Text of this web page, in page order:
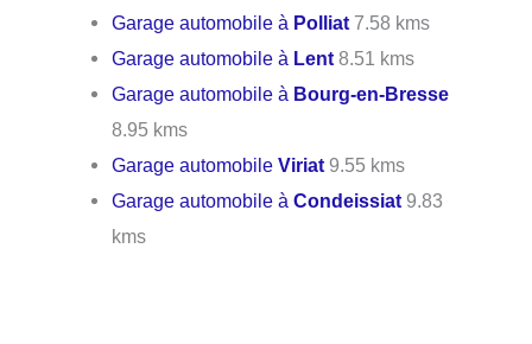
Garage automobile à Polliat 7.58 kms
Garage automobile à Lent 8.51 kms
Garage automobile à Bourg-en-Bresse
8.95 kms
Garage automobileViriat 9.55 kms
Garage automobile àCondeissiat 9.83
kms